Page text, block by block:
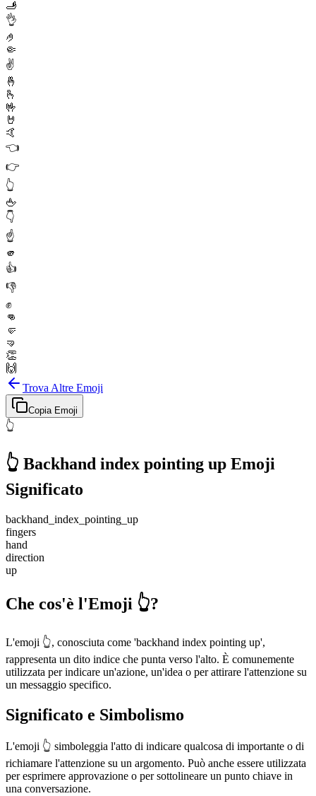
🫸
👌
🤌
🤏
✌️
🤞
🫰
🤟
🤘
🤙
👈
👉
👆
🖕
👇
☝️
🫵
👍
👎
✊
👊
🤛
🤜
👏
🙌
Trova Altre Emoji
Copia Emoji
👆
👆 Backhand index pointing up Emoji
Significato
backhand_index_pointing_up
fingers
hand
direction
up
Che cos'è l'Emoji 👆?
L'emoji 👆, conosciuta come 'backhand index pointing up',
rappresenta un dito indice che punta verso l'alto. È comunemente
utilizzata per indicare un'azione, un'idea o per attirare l'attenzione su
un messaggio specifico.
Significato e Simbolismo
L'emoji 👆 simboleggia l'atto di indicare qualcosa di importante o di
richiamare l'attenzione su un argomento. Può anche essere utilizzata
per esprimere approvazione o per sottolineare un punto chiave in
una conversazione.